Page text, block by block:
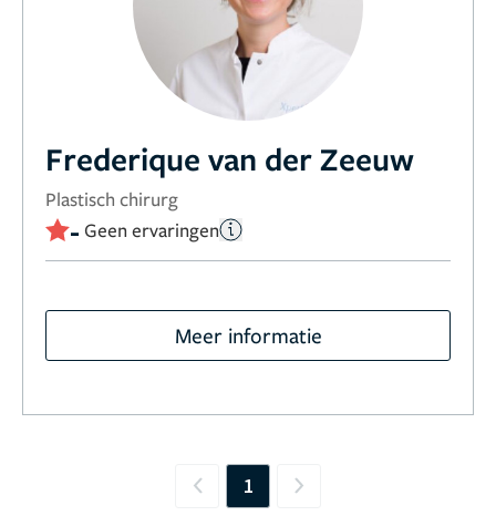
Frederique van der Zeeuw
Plastisch chirurg
- Geen ervaringen
Meer informatie
Previous
1 Next